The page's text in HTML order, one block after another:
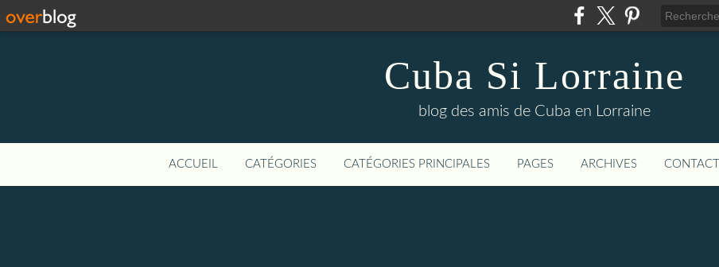
Cuba Si Lorraine
blog des amis de Cuba en Lorraine
ACCUEIL CATÉGORIES CATÉGORIES PRINCIPALES PAGES ARCHIVES CONTACT